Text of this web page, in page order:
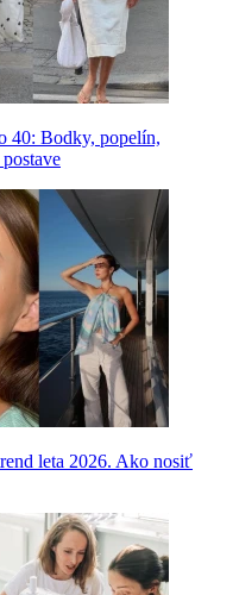
40: Bodky, popelín,
leta 2026. Ako nosiť